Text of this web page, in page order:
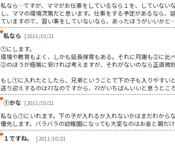
私なら…ですが、ママがお仕事をしているなら１を、していない
し、ママの環境次第だと思います。仕事をする予定があるなら
ていますので、習い事をしていないなら、あったほうがいいかと…
私なら | 2011/10/21
①にします。
環境や教育もよく、しかも延長保育もある。それに月謝も②に比
②のほうが極端に安ければ考えますが、それがないのなら正直微
もし①に入れたとしたら、兄弟ということで下の子も入りやすい
送り迎えするのはﾏﾏなのですから、ﾏﾏがいちばんいいと思うと
①かな | 2011/10/21
私なら①にいれます。下の子が入れるか入れないかはまだわから
優先します。バラバラの幼稚園になっても大変なのはお金と親だけ
１ですね。
| 2011/10/21